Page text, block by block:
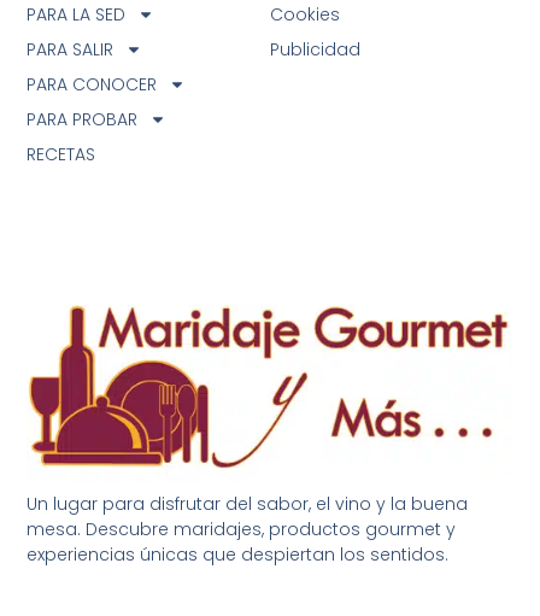
Un lugar para disfrutar del sabor, el vino y la buena
mesa. Descubre maridajes, productos gourmet y
experiencias únicas que despiertan los sentidos.
Cookies
Publicidad
PARA LA SED
PARA SALIR
PARA CONOCER
PARA PROBAR
RECETAS